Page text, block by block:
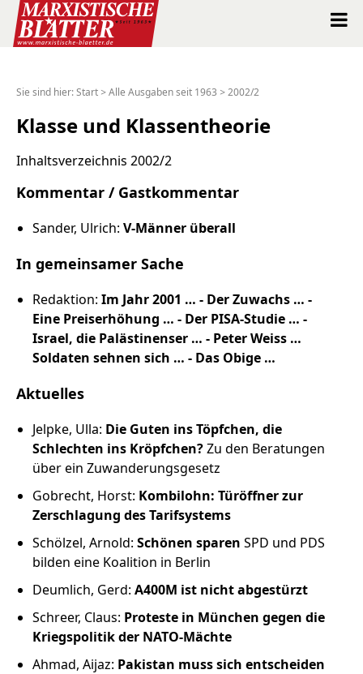
Suche
Shop
Über uns
Bildungsarbeit
Edition
Kontakt
Impressum
Datenschutz
Sie sind hier:Start >Alle Ausgaben seit 1963 >2002/2
Klasse und Klassentheorie
Inhaltsverzeichnis 2002/2
Kommentar / Gastkommentar
Sander, Ulrich: V-Männer überall
In gemeinsamer Sache
Redaktion: Im Jahr 2001 … - Der Zuwachs … -
Eine Preiserhöhung … - Der PISA-Studie … -
Israel, die Palästinenser … - Peter Weiss …
Soldaten sehnen sich … - Das Obige …
Aktuelles
Jelpke, Ulla: Die Guten ins Töpfchen, die
Schlechten ins Kröpfchen?Zu den Beratungen
über ein Zuwanderungsgesetz
Gobrecht, Horst: Kombilohn: Türöffner zur
Zerschlagung des Tarifsystems
Schölzel, Arnold: Schönen sparen SPD und PDS
bilden eine Koalition in Berlin
Deumlich, Gerd: A400M ist nicht abgestürzt
Schreer, Claus: Proteste in München gegen die
Kriegspolitik der NATO-Mächte
Ahmad, Aijaz: Pakistan muss sich entscheiden